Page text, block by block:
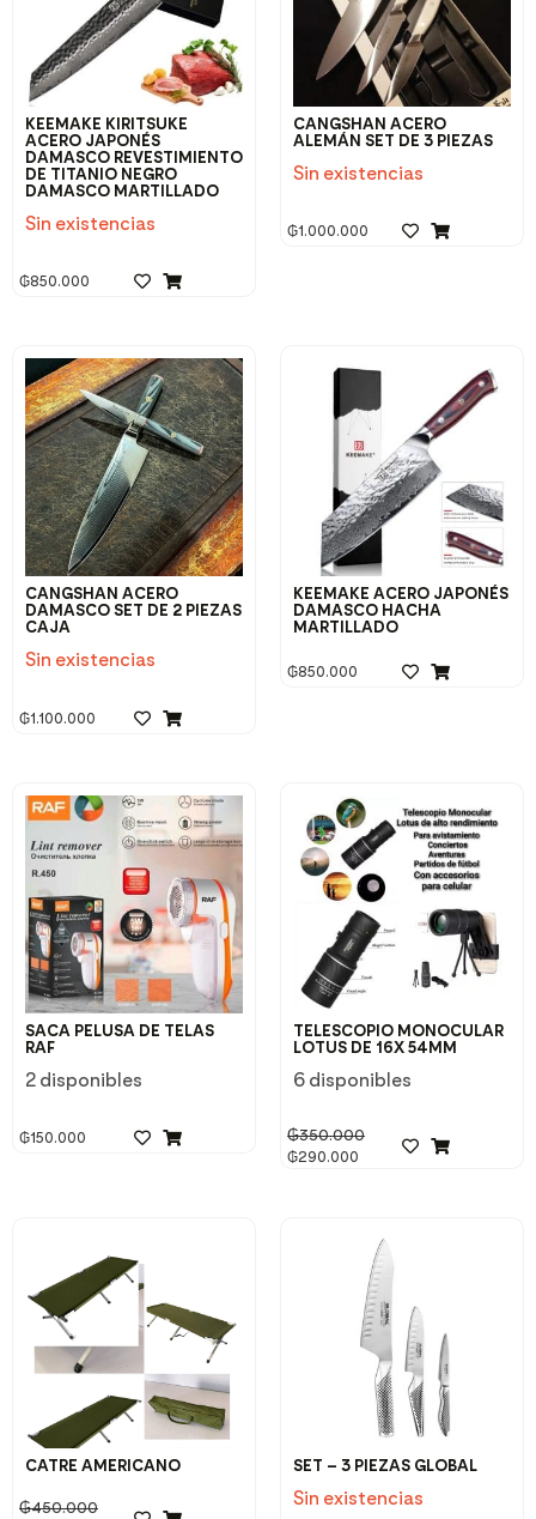
KEEMAKE KIRITSUKE
ACERO JAPONÉS
DAMASCO REVESTIMIENTO
DE TITANIO NEGRO
DAMASCO MARTILLADO
Sin existencias
₲850.000
CANGSHAN ACERO
ALEMÁN SET DE 3 PIEZAS
Sin existencias
₲1.000.000
CANGSHAN ACERO
DAMASCO SET DE 2 PIEZAS
CAJA
Sin existencias
₲1.100.000
KEEMAKE ACERO JAPONÉS
DAMASCO HACHA
MARTILLADO
₲850.000
SACA PELUSA DE TELAS
RAF
2 disponibles
₲150.000
TELESCOPIO MONOCULAR
LOTUS DE 16X 54MM
6 disponibles
₲350.000
₲290.000
CATRE AMERICANO
₲450.000
SET – 3 PIEZAS GLOBAL
Sin existencias